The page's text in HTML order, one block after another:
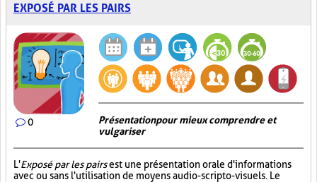
EXPOSÉ PAR LES PAIRS
0
Présentation pour mieux comprendre et
vulgariser
L'Exposé par les pairsest une présentation orale d'informations
avec ou sans l'utilisation de moyens audio-scripto-visuels. Le